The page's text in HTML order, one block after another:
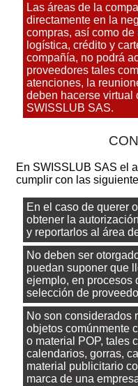
Las áreas de la
directamente en la
compras, así como
logística, crédito y
compañía, no podrá
proveedores tales
atenciones, la
deben hacerse virtual
SWISSLUB SAS.
En SWISSLUB SAS el
cumplir con las
En el caso de querer
obtener la
y reportarlos al área
No deben ser
puedan suponer que
ejemplo, en procesos
selección de
No son considerados
objetos comúnmente
o material POP, tales
calendarios, gorras,
material publicitario
marca de una